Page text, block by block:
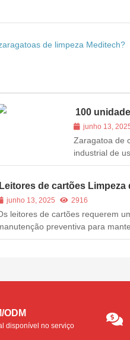
de limpeza Meditech?
100
com ponta
ópticas de
junho 13,
Zaragatoa de
industrial de
superfícies e
espuma são
tintas
com cabeça
pá. O cotonete
Leitores de cartões Limpeza
junho 13, 2025 2916
leitores de cartões requerem
preventiva para
magnéticas limpas e sem
ODM
disponível no serviço